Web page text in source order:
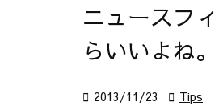
ニュースフ
らいいよね。
 2013/11/23  Tips